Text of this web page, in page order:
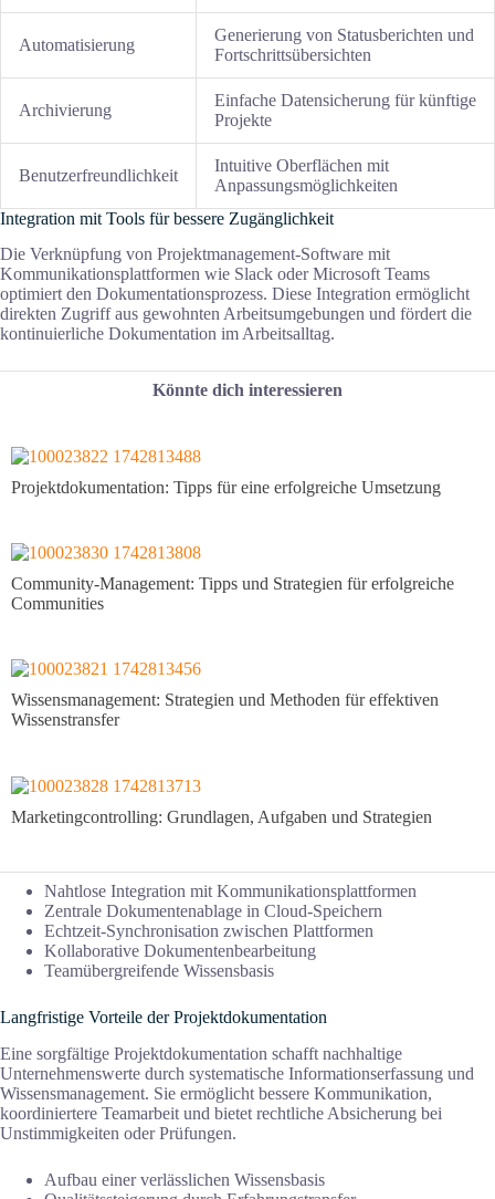
Automatisierung
Generierung von Statusberichten und
Fortschrittsübersichten
Archivierung
Einfache Datensicherung für künftige
Projekte
Benutzerfreundlichkeit
Intuitive Oberflächen mit
Anpassungsmöglichkeiten
Integration mit Tools für bessere Zugänglichkeit
Die Verknüpfung von Projektmanagement-Software mit
Kommunikationsplattformen wie Slack oder Microsoft Teams
optimiert den Dokumentationsprozess. Diese Integration ermöglicht
direkten Zugriff aus gewohnten Arbeitsumgebungen und fördert die
kontinuierliche Dokumentation im Arbeitsalltag.
Könnte dich interessieren
Projektdokumentation: Tipps für eine erfolgreiche Umsetzung
Community-Management: Tipps und Strategien für erfolgreiche
Communities
Wissensmanagement: Strategien und Methoden für effektiven
Wissenstransfer
Marketingcontrolling: Grundlagen, Aufgaben und Strategien
Nahtlose Integration mit Kommunikationsplattformen
Zentrale Dokumentenablage in Cloud-Speichern
Echtzeit-Synchronisation zwischen Plattformen
Kollaborative Dokumentenbearbeitung
Teamübergreifende Wissensbasis
Langfristige Vorteile der Projektdokumentation
Eine sorgfältige Projektdokumentation schafft nachhaltige
Unternehmenswerte durch systematische Informationserfassung und
Wissensmanagement. Sie ermöglicht bessere Kommunikation,
koordiniertere Teamarbeit und bietet rechtliche Absicherung bei
Unstimmigkeiten oder Prüfungen.
Aufbau einer verlässlichen Wissensbasis